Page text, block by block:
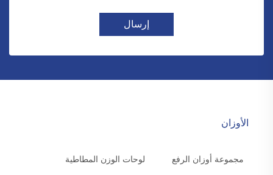
إرسال
الأوزان
مجموعة أوزان الرفع لوحات الوزن المطاطية